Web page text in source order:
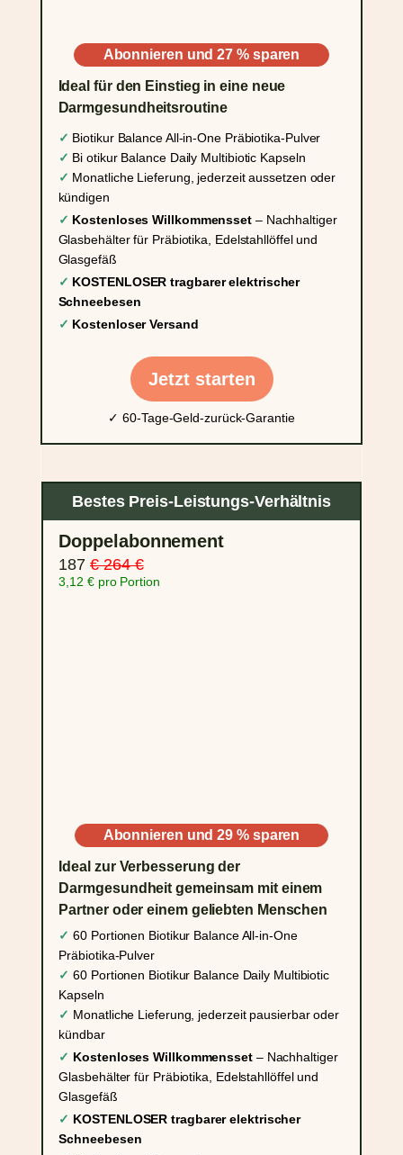
Abonnieren und 27 % sparen
Ideal für den Einstieg in eine neue
Darmgesundheitsroutine
✓ Biotikur BalanceAll-in-One Präbiotika-Pulver
✓ Bi otikurBalance Daily Multibiotic Kapseln
✓ Monatliche Lieferung, jederzeit aussetzen oder
kündigen
✓ Kostenloses Willkommensset – Nachhaltiger
Glasbehälter für Präbiotika, Edelstahllöffel und
Glasgefäß
✓ KOSTENLOSER tragbarer elektrischer
Schneebesen
✓ Kostenloser Versand
Jetzt starten
✓ 60-Tage-Geld-zurück-Garantie
Bestes Preis-Leistungs-Verhältnis
Doppelabonnement
187 € 264 €
3,12 € pro Portion
Abonnieren und 29 % sparen
Ideal zur Verbesserung der
Darmgesundheit gemeinsam mit einem
Partner oder einem geliebten Menschen
✓ 60 Portionen Biotikur Balance All-in-One
Präbiotika-Pulver
✓ 60 Portionen Biotikur Balance Daily Multibiotic
Kapseln
✓ Monatliche Lieferung, jederzeit pausierbar oder
kündbar
✓ Kostenloses Willkommensset– Nachhaltiger
Glasbehälter für Präbiotika, Edelstahllöffel und
Glasgefäß
✓ KOSTENLOSER tragbarer elektrischer
Schneebesen